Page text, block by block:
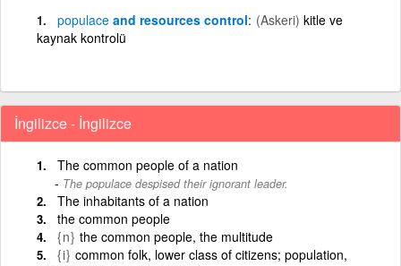
populace and resources control (Askeri) kitle ve
kaynak kontrolü
İngilizce - İngilizce
The common people of a nation
The populace despised their ignorant leader.
The inhabitants of a nation
the common people
{n} the common people, the multitude
{i} common folk, lower class of citizens; population,